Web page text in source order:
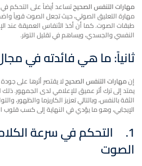
مهارات التنفس الصحيحتساعد أيضاً على التحكم
مهارة التعليق الصوتي، حيث تجعل الصوت قوياً
طبقات الصوت. كما أن أخذ الأنفاس العميقة عند
النفسي والجسدي، ويساهم في تقليل التوتر.
ثانياً: ما هي فائدته في
إنمهارات التنفس الصحيحلا يقتصر أثرها على
يمتد إلى ترك أثر عميق للإعلامي لدى الجمهور. ذلك
الثقة بالنفس، وبالتالي تعزيز الكاريزما والظهور،
الإيجابي، وهو ما يؤدي في النهاية إلى كسب قلوب
1. التحكم في سرعة
الصوت